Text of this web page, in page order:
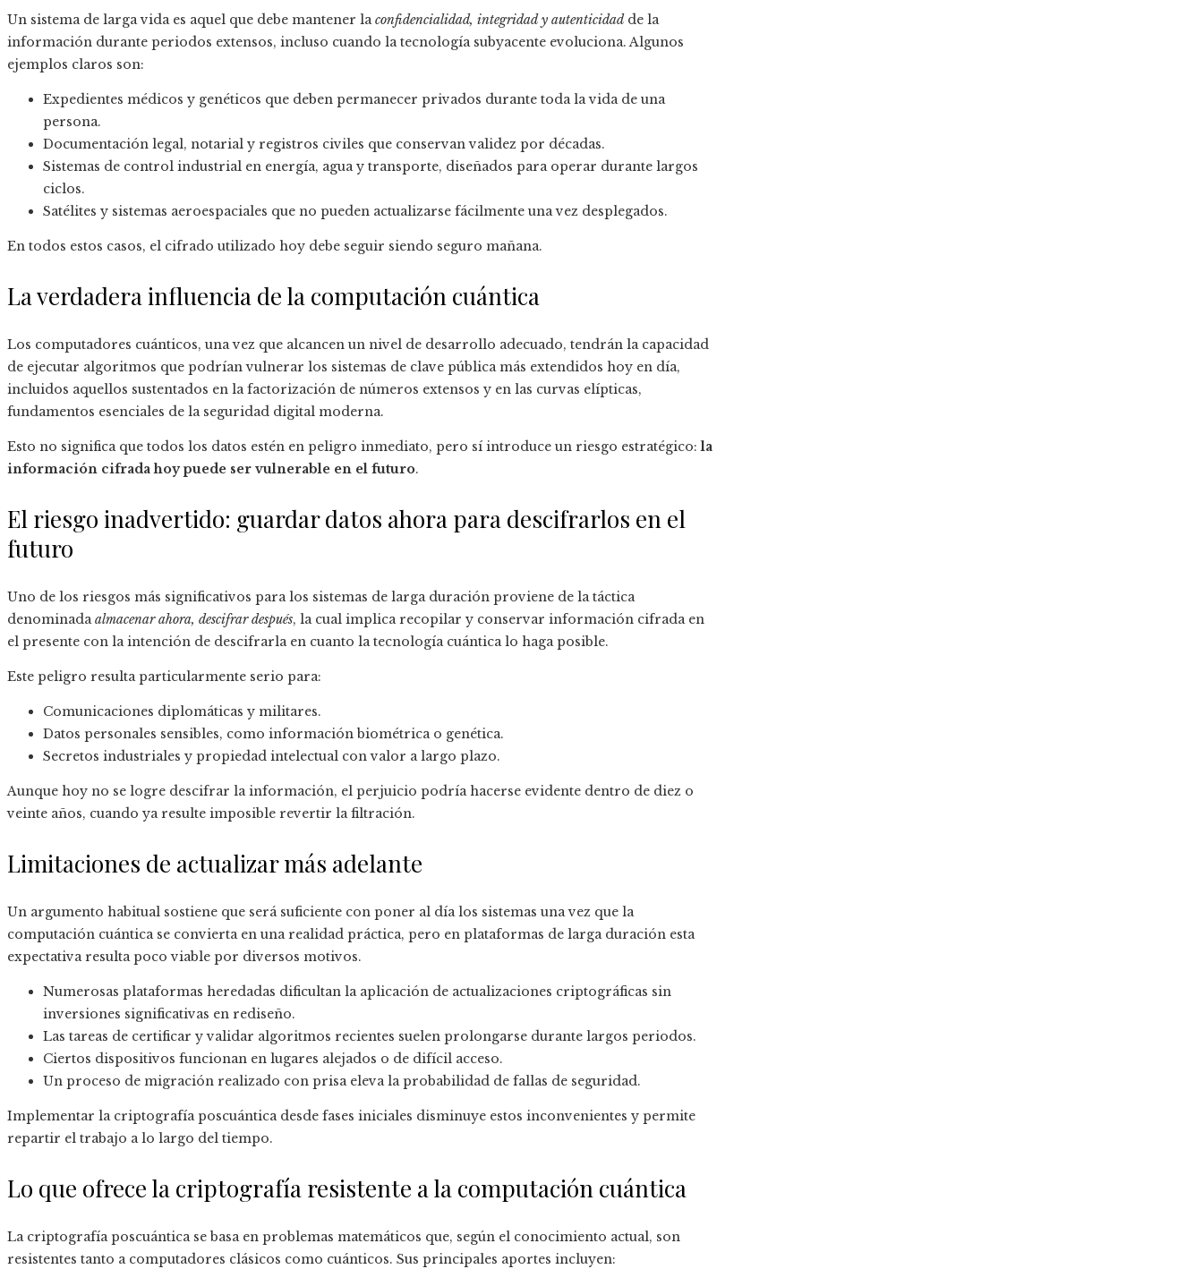
Un sistema de larga vida es aquel que debe mantener laconfidencialidad, integridad y autenticidad de la
información durante periodos extensos, incluso cuando la tecnología subyacente evoluciona. Algunos
ejemplos claros son:
Expedientes médicos y genéticos que deben permanecer privados durante toda la vida de una
persona.
Documentación legal, notarial y registros civiles que conservan validez por décadas.
Sistemas de control industrial en energía, agua y transporte, diseñados para operar durante largos
ciclos.
Satélites y sistemas aeroespaciales que no pueden actualizarse fácilmente una vez desplegados.
En todos estos casos, el cifrado utilizado hoy debe seguir siendo seguro mañana.
La verdadera influencia de la computación cuántica
Los computadores cuánticos, una vez que alcancen un nivel de desarrollo adecuado, tendrán la capacidad
de ejecutar algoritmos que podrían vulnerar los sistemas de clave pública más extendidos hoy en día,
incluidos aquellos sustentados en la factorización de números extensos y en las curvas elípticas,
fundamentos esenciales de la seguridad digital moderna.
Esto no significa que todos los datos estén en peligro inmediato, pero sí introduce un riesgo estratégico:la
información cifrada hoy puede ser vulnerable en el futuro.
El riesgo inadvertido: guardar datos ahora para descifrarlos en el
futuro
Uno de los riesgos más significativos para los sistemas de larga duración proviene de la táctica
denominadaalmacenar ahora, descifrar después, la cual implica recopilar y conservar información cifrada en
el presente con la intención de descifrarla en cuanto la tecnología cuántica lo haga posible.
Este peligro resulta particularmente serio para:
Comunicaciones diplomáticas y militares.
Datos personales sensibles, como información biométrica o genética.
Secretos industriales y propiedad intelectual con valor a largo plazo.
Aunque hoy no se logre descifrar la información, el perjuicio podría hacerse evidente dentro de diez o
veinte años, cuando ya resulte imposible revertir la filtración.
Limitaciones de actualizar más adelante
Un argumento habitual sostiene que será suficiente con poner al día los sistemas una vez que la
computación cuántica se convierta en una realidad práctica, pero en plataformas de larga duración esta
expectativa resulta poco viable por diversos motivos.
Numerosas plataformas heredadas dificultan la aplicación de actualizaciones criptográficas sin
inversiones significativas en rediseño.
Las tareas de certificar y validar algoritmos recientes suelen prolongarse durante largos periodos.
Ciertos dispositivos funcionan en lugares alejados o de difícil acceso.
Un proceso de migración realizado con prisa eleva la probabilidad de fallas de seguridad.
Implementar la criptografía poscuántica desde fases iniciales disminuye estos inconvenientes y permite
repartir el trabajo a lo largo del tiempo.
Lo que ofrece la criptografía resistente a la computación cuántica
La criptografía poscuántica se basa en problemas matemáticos que, según el conocimiento actual, son
resistentes tanto a computadores clásicos como cuánticos. Sus principales aportes incluyen: